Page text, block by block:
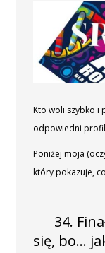
Kto woli szybko i
odpowiedni
Poniżej moja
który pokazuje,
34.
się, bo…